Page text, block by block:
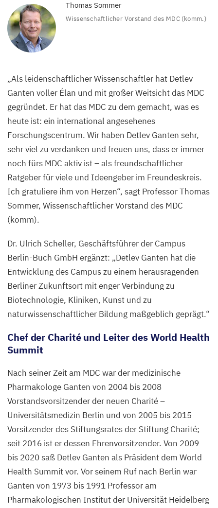
Thomas Sommer
Wissenschaftlicher Vorstand des MDC (komm.)
„Als leidenschaftlicher Wissenschaftler hat Detlev
Ganten voller Élan und mit großer Weitsicht das MDC
gegründet. Er hat das MDC zu dem gemacht, was es
heute ist: ein international angesehenes
Forschungscentrum. Wir haben Detlev Ganten sehr,
sehr viel zu verdanken und freuen uns, dass er immer
noch fürs MDC aktiv ist – als freundschaftlicher
Ratgeber für viele und Ideengeber im Freundeskreis.
Ich gratuliere ihm von Herzen“, sagt Professor Thomas
Sommer, Wissenschaftlicher Vorstand des MDC
(komm).
Dr. Ulrich Scheller, Geschäftsführer der Campus
Berlin-Buch GmbH ergänzt: „Detlev Ganten hat die
Entwicklung des Campus zu einem herausragenden
Berliner Zukunftsort mit enger Verbindung zu
Biotechnologie, Kliniken, Kunst und zu
naturwissenschaftlicher Bildung maßgeblich geprägt.“
Chef der Charité und Leiter des World Health
Summit
Nach seiner Zeit am MDC war der medizinische
Pharmakologe Ganten von 2004 bis 2008
Vorstandsvorsitzender der neuen Charité –
Universitätsmedizin Berlin und von 2005 bis 2015
Vorsitzender des Stiftungsrates der Stiftung Charité;
seit 2016 ist er dessen Ehrenvorsitzender. Von 2009
bis 2020saß Detlev Ganten als Präsident dem World
Health Summit vor. Vor seinem Ruf nach Berlin war
Ganten von 1973 bis 1991 Professor am
Pharmakologischen Institut der Universität Heidelberg